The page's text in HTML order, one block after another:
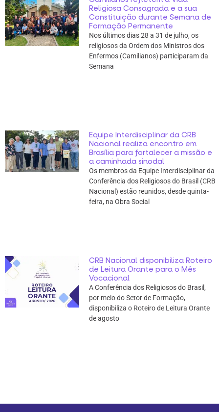
Religiosa Consagrada e a sua
Constituição durante Semana de
Formação Permanente
Nos últimos dias 28 a 31 de julho, os
religiosos da Ordem dos Ministros dos
Enfermos (Camilianos) participaram da
Semana
Equipe Interdisciplinar da CRB
Nacional realiza encontro em
Brasília para fortalecer a missão e
a caminhada sinodal
Os membros da Equipe Interdisciplinar da
Conferência dos Religiosos do Brasil (CRB
Nacional) estão reunidos, desde quinta-
feira, na Obra Social
CRB Nacional disponibiliza Roteiro
de Leitura Orante para o Mês
Vocacional
A Conferência dos Religiosos do Brasil,
por meio do Setor de Formação,
disponibiliza o Roteiro de Leitura Orante
de agosto